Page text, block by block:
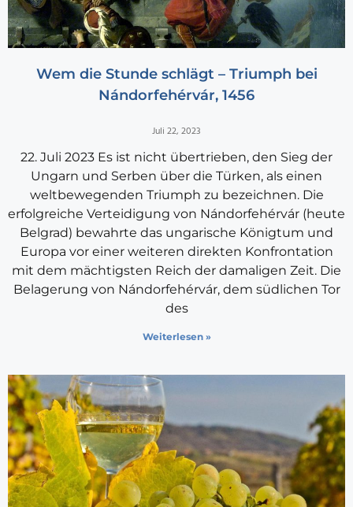
Wem die Stunde schlägt – Triumph bei
Nándorfehérvár, 1456
Juli 22, 2023
22. Juli 2023 Es ist nicht übertrieben, den Sieg der
Ungarn und Serben über die Türken, als einen
weltbewegenden Triumph zu bezeichnen. Die
erfolgreiche Verteidigung von Nándorfehérvár (heute
Belgrad) bewahrte das ungarische Königtum und
Europa vor einer weiteren direkten Konfrontation
mit dem mächtigsten Reich der damaligen Zeit. Die
Belagerung von Nándorfehérvár, dem südlichen Tor
des
Weiterlesen »